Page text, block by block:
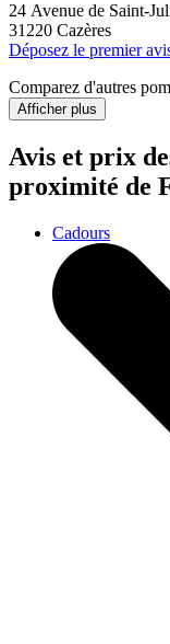
24 Avenue de Saint-
31220 Cazères
Déposez le premier
Comparez d'autres
Afficher plus
Avis et prix
proximité de
Cadours